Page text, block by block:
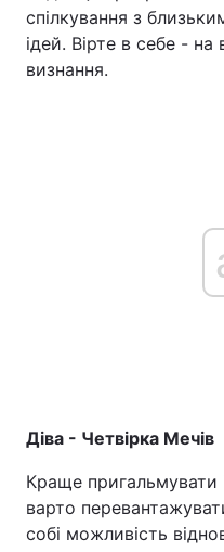
спілкування з
ідей. Вірте в себе -
визнання.
Діва - Четвірка Мечів
Краще пригальмувати
варто
собі можливість